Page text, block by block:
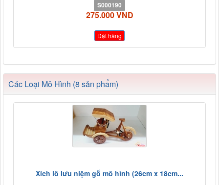
S000190
275.000 VND
Đặt hàng
Các Loại Mô Hình (8 sản phẩm)
Xích lô lưu niệm gỗ mô hình (26cm x 18cm...